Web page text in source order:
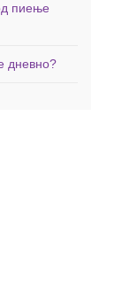
пиење
дневно?